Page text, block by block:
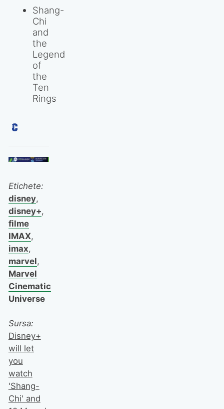
Shang-
Chi
and
the
Legend
of
the
Ten
Rings
Etichete:
disney,
disney+,
filme
IMAX,
imax,
marvel,
Marvel
Cinematic
Universe
Sursa:
Disney+
will let
you
watch
'Shang-
Chi' and